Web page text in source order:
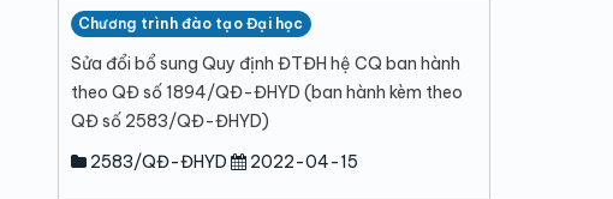
Chương trình đào tạo Đại học
Sửa đổi bổ sung Quy định ĐTĐH hệ CQ ban hành
theo QĐ số 1894/QĐ-ĐHYD (ban hành kèm theo
QĐ số 2583/QĐ-ĐHYD)
2583/QĐ-ĐHYD
2022-04-15